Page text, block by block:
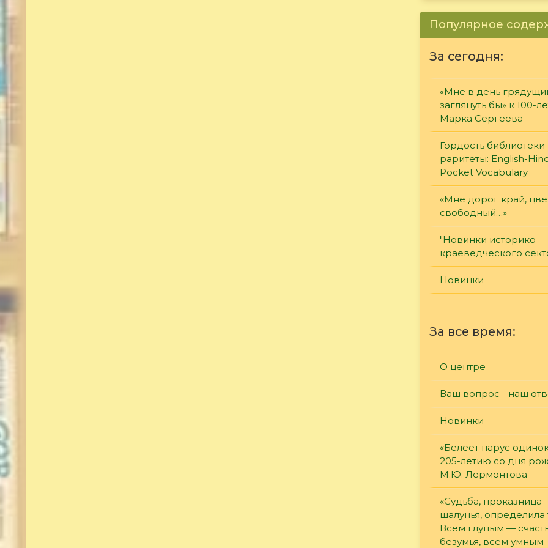
Популярное
За сегодня:
«Мне в день
заглянуть бы» к 100-
Марка Сергеева
Гордость библиотеки
раритеты: English-
Pocket Vocabulary
«Мне дорог край,
свободный…»
"Новинки историко-
краеведческого
Новинки
За все время:
О центре
Ваш вопрос - наш
Новинки
«Белеет парус
205-летию со дня
М.Ю. Лермонтова
«Судьба, проказница
шалунья, определила
Всем глупым —
безумья, всем